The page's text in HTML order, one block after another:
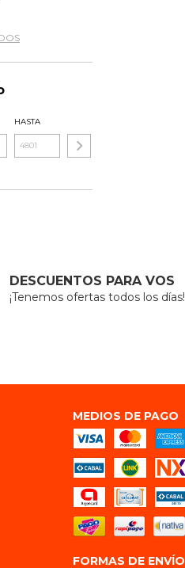
HASTA
DESCUENTOS PARA VOS
¡Tenemos ofertas todos los días!
MEDIOS DE PAGO
FORMAS DE ENVÍO